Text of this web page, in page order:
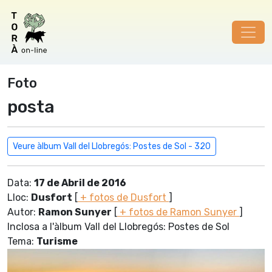
Foto
posta
Veure àlbum Vall del Llobregós: Postes de Sol - 320
Data: 17 de Abril de 2016
Lloc: Dusfort [ + fotos de Dusfort ]
Autor: Ramon Sunyer [ + fotos de Ramon Sunyer ]
Inclosa a l'àlbum Vall del Llobregós: Postes de Sol
Tema: Turisme